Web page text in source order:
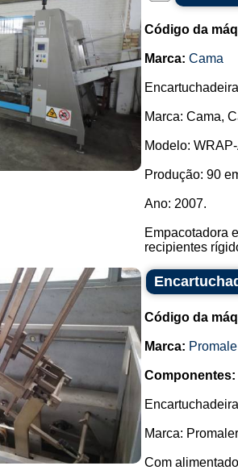
Código da
Marca: Cama
Marca: Cama,
Modelo:
Produção: 90
Ano: 2007.
Empacotadora
recipientes
Código da
Marca:
Componentes:
Marca:
Com